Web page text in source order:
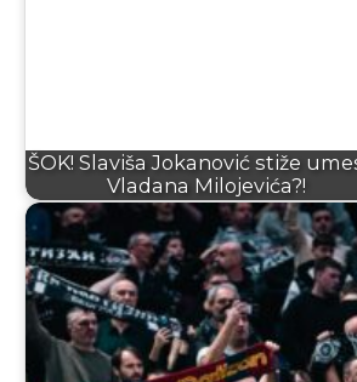
ŠOK! Slaviša Jokanović stiže
Vladana Milojevića?!